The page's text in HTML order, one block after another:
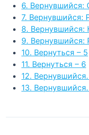
6. Вернувшийся:
7. Вернувшийся:
8. Вернувшийся:
9. Вернувшийся:
10. Вернуться – 5
11. Вернуться – 6
12.
13.